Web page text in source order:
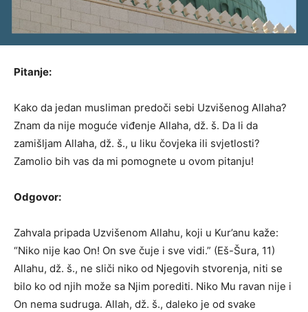
Pitanje:
Kako da jedan musliman predoči sebi Uzvišenog Allaha?
Znam da nije moguće viđenje Allaha, dž. š. Da li da
zamišljam Allaha, dž. š., u liku čovjeka ili svjetlosti?
Zamolio bih vas da mi pomognete u ovom pitanju!
Odgovor:
Zahvala pripada Uzvišenom Allahu, koji u Kur’anu kaže:
“Niko nije kao On! On sve čuje i sve vidi.” (Eš-Šura, 11)
Allahu, dž. š., ne sliči niko od Njegovih stvorenja, niti se
bilo ko od njih može sa Njim porediti. Niko Mu ravan nije i
On nema sudruga. Allah, dž. š., daleko je od svake